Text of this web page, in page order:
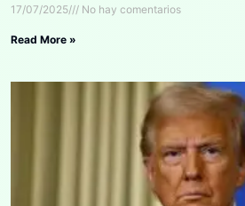
17/07/2025 No hay comentarios
Read More »